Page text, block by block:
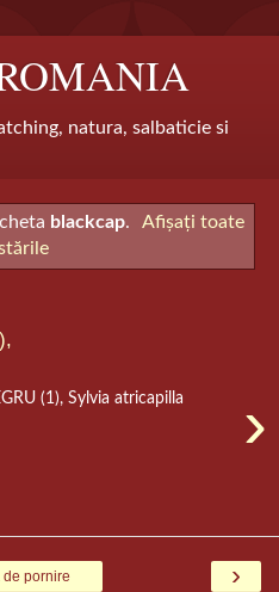
natura, salbaticie si
blackcap.
Afișați toate
›
(1), Sylvia atricapilla
›
de pornire